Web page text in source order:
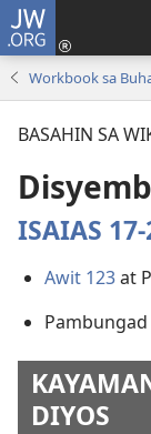
JW.ORG
Workbook sa
BASAHIN SA
ISAIAS
Awit 123at
DIYOS